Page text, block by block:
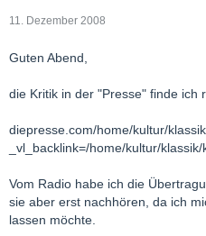
11. Dezember 2008
Guten Abend,
die Kritik in der "Presse" finde ich
diepresse.com/home/kultur/
_vl_backlink=/home/kultur/
Vom Radio habe ich die
sie aber erst nachhören, da ich
lassen möchte.